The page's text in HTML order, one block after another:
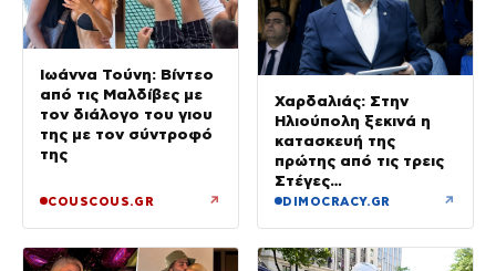
Ιωάννα Τούνη: Βίντεο
από τις Μαλδίβες με
τον διάλογο του γιου
της με τον σύντροφό
της
COUSCOUS.GR ↗
Χαρδαλιάς: Στην
Ηλιούπολη ξεκινά η
κατασκευή της
πρώτης από τις τρεις
Στέγες
Υποστηριζόμενης
DIMOCRACY.GR ↗